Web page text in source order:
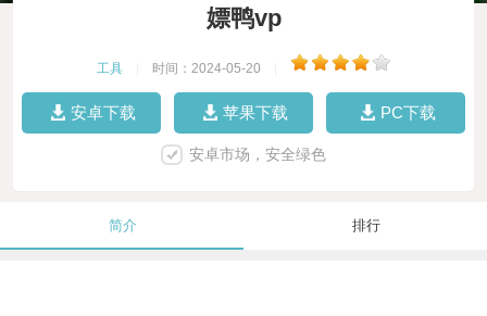
嫖鸭vp
工具 时间：2024-05-20
安卓下载 苹果下载 PC下载
安卓市场，安全绿色
简介 排行